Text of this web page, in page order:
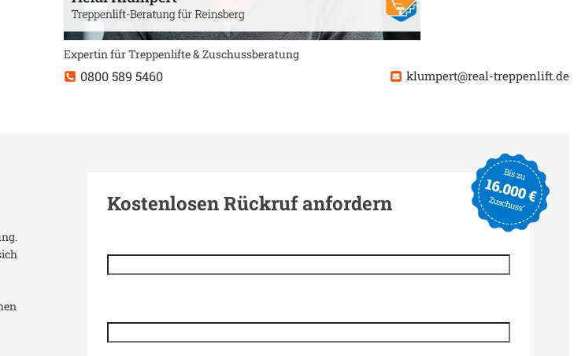
Expertin für Treppenlifte & Zuschussberatung
0800 589 5460 klumpert@real-treppenlift.de
Kostenlosen Rückruf anfordern